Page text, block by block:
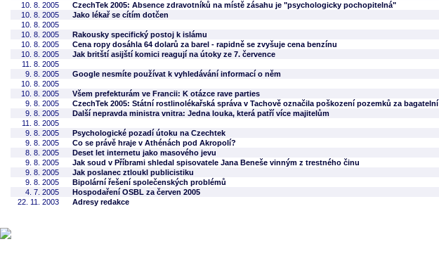
10. 8. 2005
CzechTek 2005: Absence zdravotníků na místě zásahu je "psychologicky pochopitelná"
10. 8. 2005
Jako lékař se cítím dotčen
10. 8. 2005
10. 8. 2005
Rakousky specifický postoj k islámu
10. 8. 2005
Cena ropy dosáhla 64 dolarů za barel - rapidně se zvyšuje cena benzínu
10. 8. 2005
Jak britští asijští komici reagují na útoky ze 7. července
11. 8. 2005
9. 8. 2005
Google nesmíte používat k vyhledávání informací o něm
10. 8. 2005
10. 8. 2005
Všem prefekturám ve Francii: K otázce rave parties
9. 8. 2005
CzechTek 2005: Státní rostlinolékařská správa v Tachově označila poškození pozemků za bagatelní
9. 8. 2005
Další nepravda ministra vnitra: Jedna louka, která patří více majitelům
11. 8. 2005
9. 8. 2005
Psychologické pozadí útoku na Czechtek
9. 8. 2005
Co se právě hraje v Athénách pod Akropolí?
8. 8. 2005
Deset let internetu jako masového jevu
9. 8. 2005
Jak soud v Příbrami shledal spisovatele Jana Beneše vinným z trestného činu
9. 8. 2005
Jak poslanec ztloukl publicistiku
9. 8. 2005
Bipolární řešení společenských problémů
4. 7. 2005
Hospodaření OSBL za červen 2005
22. 11. 2003
Adresy redakce